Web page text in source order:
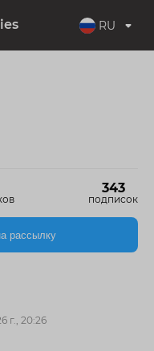
RU
343
подписок
рассылку
г., 20:26